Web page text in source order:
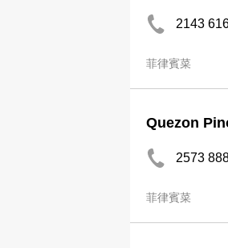
2143
菲律賓菜
Quezon
2573
菲律賓菜